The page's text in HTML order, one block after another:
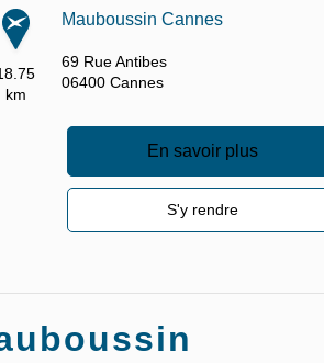
km
Mauboussin Cannes
69 Rue Antibes
06400 Cannes
En savoir plus
S'y rendre